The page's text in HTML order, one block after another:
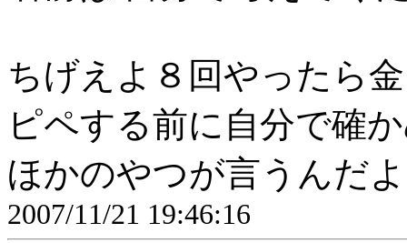
ちげえよ８回やったら
ピペする前に自分で確
ほかのやつが言うんだ
2007/11/21 19:46:16